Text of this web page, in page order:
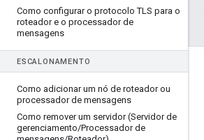
Como configurar o protocolo TLS para o
roteador e o processador de
mensagens
ESCALONAMENTO
Como adicionar um nó de roteador ou
processador de mensagens
Como remover um servidor (Servidor de
gerenciamento/Processador de
We're part of Google
Eventos
Parceiros